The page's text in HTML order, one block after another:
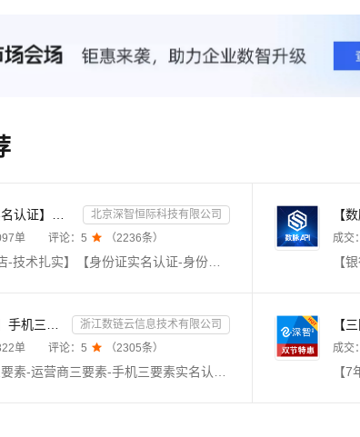
【身份实名认证】身份证二要素核验-身份证实名认证-身份证二要素-身份证实名-身份证实名认证-身份实名认证
北京深智恒际科技有限公司
单 评论： 5  （2236条）
【7年老店-技术扎实】【身份证实名认证-身份证二要素】【免费赠送OCR产品】【精品API提供精品服务】身份实名认证二要素接口是根据核对姓名和身份证号码是否一致，进而核验个人身份真伪。身份实名认证-身份证-身份实名认证核验-身份实名认证-实名认证-身份证实名认证查询-身份实名认证-中国港澳台身份实名认证-身份实名认证查询-身份证认证-身份证实名】【有问题随时联系客服，及时响应】
成交：
【惠8分】手机三要素-运营商三要素-手机三要素实名认证-运营商实名认证-手机号三要素核验-运营商三要素实名...
浙江数链云信息技术有限公司
单 评论： 5  （2305条）
【手机三要素-运营商三要素-手机三要素实名认证-运营商实名认证-手机号三要素核验-运营商三要素实名认证】★输入姓名、身份证号码、手机号码，验证三要素信息是否一致，返回验证结果。直连官方数据源，支持四网合一（移动、联通、电信、广电），支持携号转网查询。毫秒级响应，支持高并发，24h不间断运维，专业技术支持在线服务。
成交：